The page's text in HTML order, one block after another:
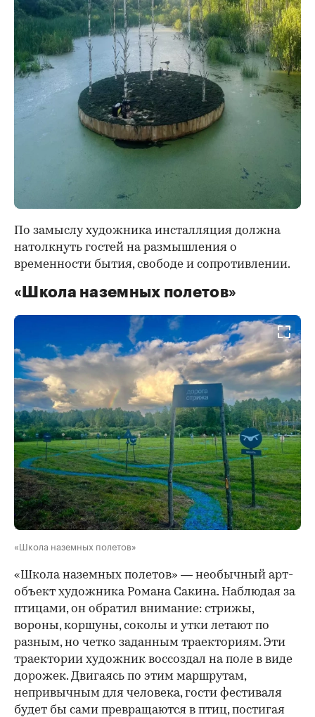
По замыслу художника инсталляция должна
натолкнуть гостей на размышления о
временности бытия, свободе и сопротивлении.
«Школа наземных полетов»
«Школа наземных полетов»
«Школа наземных полетов» — необычный арт-
объект художника Романа Сакина. Наблюдая за
птицами, он обратил внимание: стрижы,
вороны, коршуны, соколы и утки летают по
разным, но четко заданным траекториям. Эти
траектории художник воссоздал на поле в виде
дорожек. Двигаясь по этим маршрутам,
непривычным для человека, гости фестиваля
будет бы сами превращаются в птиц, постигая